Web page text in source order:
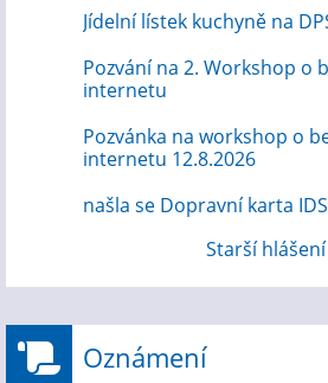
Jídelní lístek kuchyně na
Pozvání na 2. Workshop o
internetu
Pozvánka na workshop o
internetu 12.8.2026
našla se Dopravní karta IDS
Starší hlášení
Oznámení